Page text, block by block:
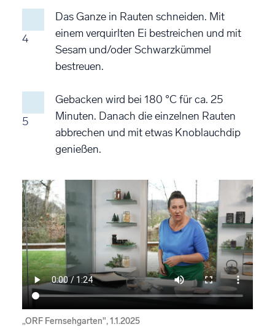
4
Das Ganze in Rauten schneiden. Mit
einem verquirlten Ei bestreichen und mit
Sesam und/oder Schwarzkümmel
bestreuen.
5
Gebacken wird bei 180 °C für ca. 25
Minuten. Danach die einzelnen Rauten
abbrechen und mit etwas Knoblauchdip
genießen.
„ORF Fernsehgarten", 1.1.2025